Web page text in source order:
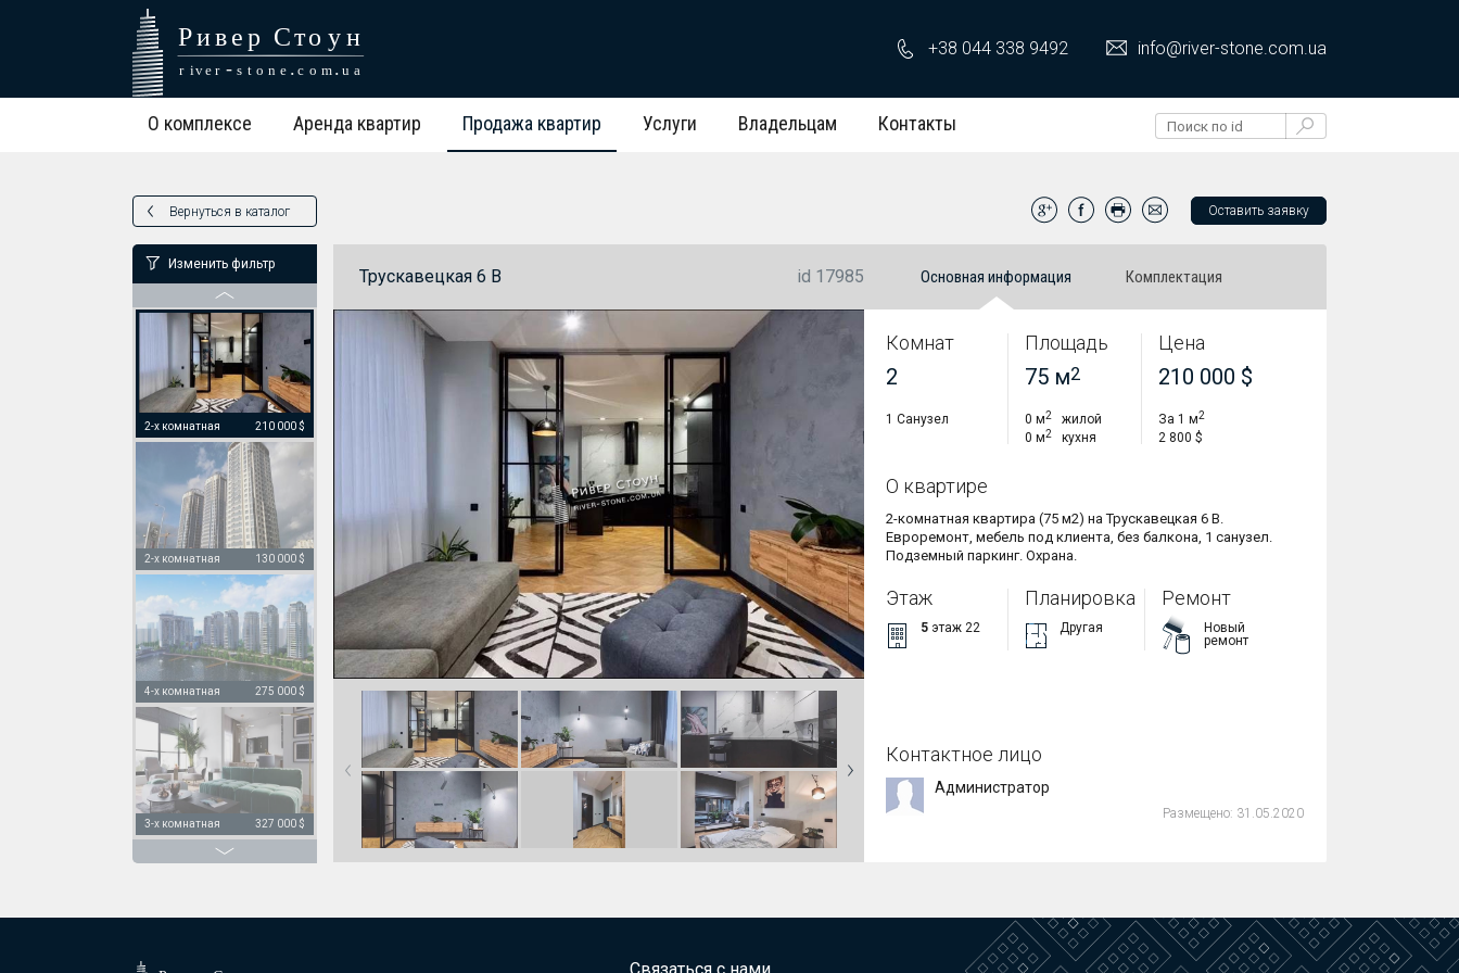
+38 044 338 9492 info@river-stone.com.ua
О комплексе Аренда квартир Продажа квартир Услуги Владельцам Контакты
Вернуться в каталог Оставить заявку
Изменить фильтр
3-х комнатная 240 000 $
3-х комнатная
2-х комнатная 210 000 $
2-х комнатная 130 000 $
4-х комнатная 275 000 $
3-х комнатная 327 000 $
Трускавецкая 6 В id 17985 Основная информация Комплектация
Комнат
2
1 Санузел
Площадь
75 м2
0 м2
жилой
0 м2 кухня
Цена
210 000 $
За 1 м2
2 800 $
О квартире
Евроремонт, мебель под клиента, без балкона, 1 санузел.
Подземный паркинг. Охрана.
Этаж
5 этаж 22
Планировка
Другая
Ремонт
Новый
ремонт
Контактное лицо
Администратор
Размещено: 31.05.2020